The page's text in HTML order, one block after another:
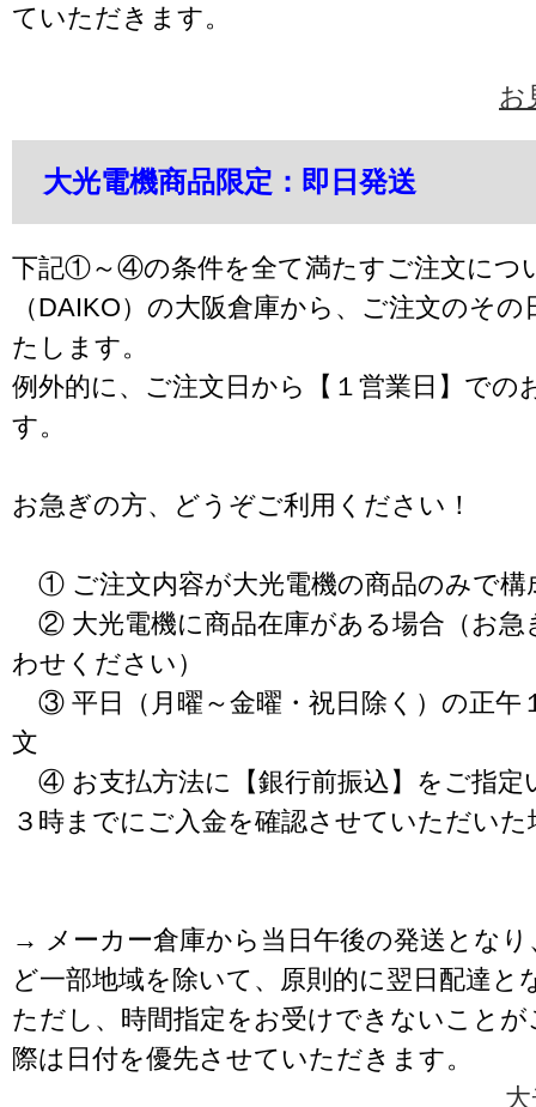
ていただきます。
お
大光電機商品限定：即日発送
下記①～④の条件を全て満たすご注文につ
（DAIKO）の大阪倉庫から、ご注文のそ
たします。
例外的に、ご注文日から【１営業日】での
す。
お急ぎの方、どうぞご利用ください！
① ご注文内容が大光電機の商品のみで構
② 大光電機に商品在庫がある場合（お急
わせください）
③ 平日（月曜～金曜・祝日除く）の正午
文
④ お支払方法に【銀行前振込】をご指定
３時までにご入金を確認させていただいた
→ メーカー倉庫から当日午後の発送となり
ど一部地域を除いて、原則的に翌日配達と
ただし、時間指定をお受けできないこと
際は日付を優先させていただきます。